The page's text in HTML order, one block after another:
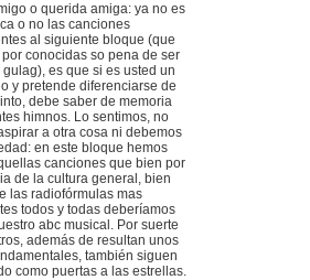
o querida amiga: ya no es
o no las canciones
al siguiente bloque (que
por conocidas so pena de ser
es que si es usted un
y pretende diferenciarse de
debe saber de memoria
himnos. Lo sentimos, no
a otra cosa ni debemos
en este bloque hemos
canciones que bien por
de la cultura general, bien
las radiofórmulas mas
todos y todas deberíamos
abc musical. Por suerte
además de resultan unos
también siguen
como puertas a las estrellas.